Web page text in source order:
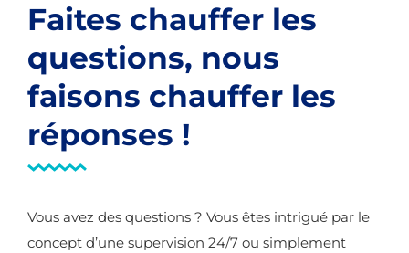
Faites chauffer les
questions, nous
faisons chauffer les
réponses !
Vous avez des questions ? Vous êtes intrigué par le
concept d’une supervision 24/7 ou simplement